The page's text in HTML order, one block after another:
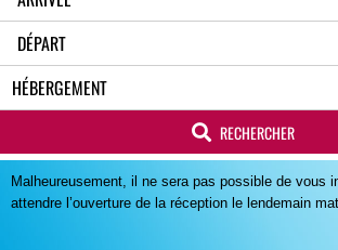
RECHERCHER
Malheureusement, il ne sera pas possible de vous
attendre l’ouverture de la réception le lendemain